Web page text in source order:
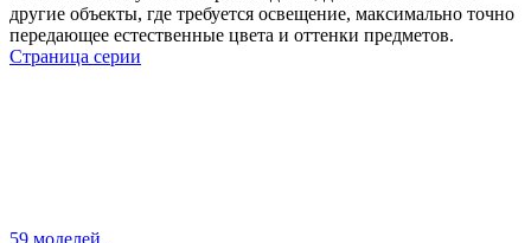
другие объекты, где требуется освещение, максимально точно
передающее естественные цвета и оттенки предметов.
Страница серии
59 моделей